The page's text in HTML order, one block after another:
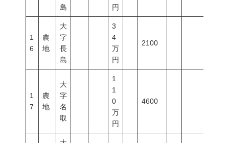
島
円
1
6
農
地
大
字
長
島
3
4
万
円
2100
1
7
農
地
大
字
名
取
1
1
0
万
円
4600